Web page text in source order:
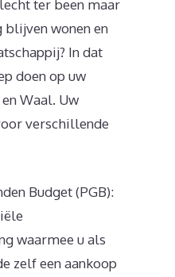
ter been maar
wonen en
In dat
doen op uw
Waal. Uw
verschillende
Budget (PGB):
waarmee u als
zelf een aankoop